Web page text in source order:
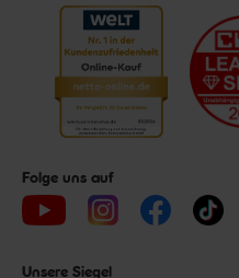
Folge uns auf
Unsere Siegel